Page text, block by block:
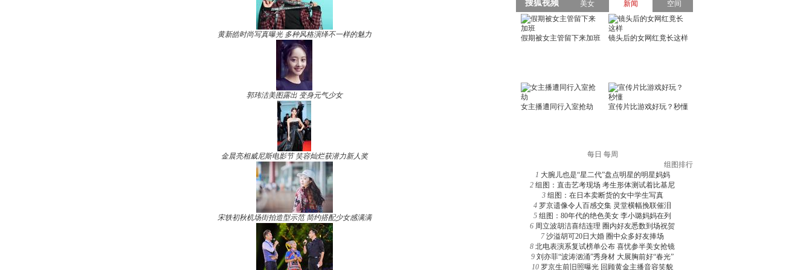
黄新皓时尚写真曝光 多种风格演绎不一样的魅力
郭玮洁美图露出 变身元气少女
金晨亮相威尼斯电影节 笑容灿烂获潜力新人奖
宋轶初秋机场街拍造型示范 简约搭配少女感满满
每日 每周
组图排行
1 大腕儿也是“星二代”盘点明星的明星妈妈
2 组图：直击艺考现场 考生形体测试着比基尼
3 组图：在日本卖断货的女中学生写真
4 罗京遗像令人百感交集 灵堂横幅挽联催泪
5 组图：80年代的绝色美女 李小璐妈妈在列
6 周立波胡洁喜结连理 圈内好友悉数到场祝贺
7 沙溢胡可20日大婚 圈中众多好友捧场
8 北电表演系复试榜单公布 喜忧参半美女抢镜
9 刘亦菲“波涛汹涌”秀身材 大展胸前好“春光”
10 罗京生前旧照曝光 回顾黄金主播音容笑貌